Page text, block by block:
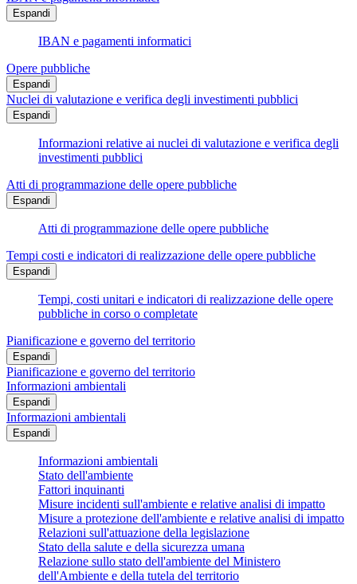
Espandi
IBAN e pagamenti informatici
Opere pubbliche
Espandi
Nuclei di valutazione e verifica degli investimenti pubblici
Espandi
Informazioni relative ai nuclei di valutazione e verifica degli
investimenti pubblici
Atti di programmazione delle opere pubbliche
Espandi
Atti di programmazione delle opere pubbliche
Tempi costi e indicatori di realizzazione delle opere pubbliche
Espandi
Tempi, costi unitari e indicatori di realizzazione delle opere
pubbliche in corso o completate
Pianificazione e governo del territorio
Espandi
Pianificazione e governo del territorio
Informazioni ambientali
Espandi
Informazioni ambientali
Espandi
Informazioni ambientali
Stato dell'ambiente
Fattori inquinanti
Misure incidenti sull'ambiente e relative analisi di impatto
Misure a protezione dell'ambiente e relative analisi di impatto
Relazioni sull'attuazione della legislazione
Stato della salute e della sicurezza umana
Relazione sullo stato dell'ambiente del Ministero
dell'Ambiente e della tutela del territorio